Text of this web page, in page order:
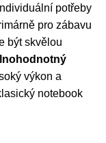
potřeby
pro zábavu
být skvělou
výkon a
notebook